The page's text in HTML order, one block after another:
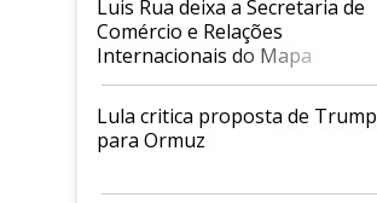
Luis Rua deixa a Secretaria de
Comércio e Relações
Internacionais do Mapa
Lula critica proposta de Trump
para Ormuz